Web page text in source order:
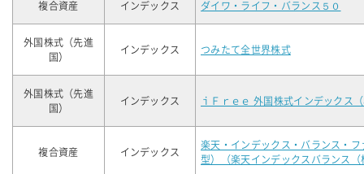
複合資産 インデックス ダイワ・ライフ・バランス５０
外国株式（先進
国）
インデックス つみたて全世界株式
外国株式（先進
国）
インデックス ｉＦｒｅｅ 外国株式インデックス
複合資産 インデックス
楽天・インデックス・バランス・フ
型）（楽天インデックスバランス（